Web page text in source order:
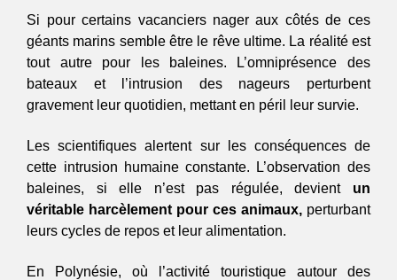
Si pour certains vacanciers nager aux côtés de ces
géants marins semble être le rêve ultime. La réalité est
tout autre pour les baleines. L’omniprésence des
bateaux et l’intrusion des nageurs perturbent
gravement leur quotidien, mettant en péril leur survie.
Les scientifiques alertent sur les conséquences de
cette intrusion humaine constante. L’observation des
baleines, si elle n’est pas régulée, devient un
véritable harcèlement pour ces animaux, perturbant
leurs cycles de repos et leur alimentation.
En Polynésie, où l’activité touristique autour des